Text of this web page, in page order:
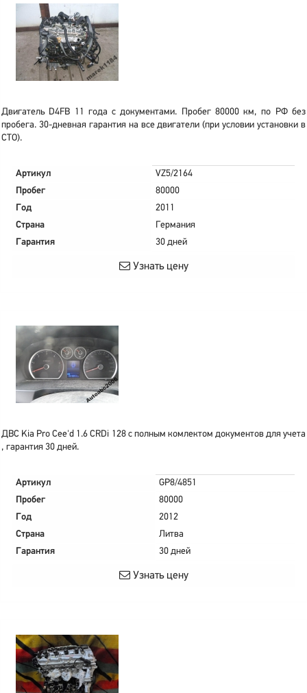
Двигатель D4FB 11 года с документами. Пробег 80000 км, по РФ без
пробега. 30-дневная гарантия на все двигатели (при условии установки в
СТО).
Артикул
VZ5/2164
Пробег
80000
Год
2011
Страна
Германия
Гарантия
30 дней
Узнать цену
ДВС Kia Pro Cee'd 1.6 CRDi 128 с полным комлектом документов для учета
, гарантия 30 дней.
Артикул
GP8/4851
Пробег
80000
Год
2012
Страна
Литва
Гарантия
30 дней
Узнать цену